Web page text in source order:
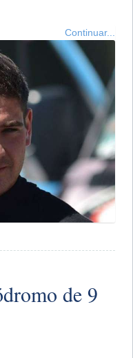
Continuar...
de 9